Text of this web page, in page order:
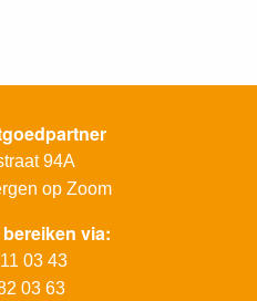
94A
op Zoom
via:
03 43
03 63